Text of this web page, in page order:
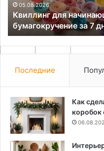
дней05.08.2026
Квиллинг для
бумагокручение за 7
Последние
Как
коробок